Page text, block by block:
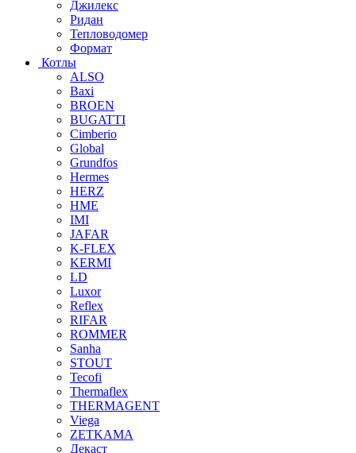
Джилекс
Ридан
Тепловодомер
Формат
Котлы
ALSO
Baxi
BROEN
BUGATTI
Cimberio
Global
Grundfos
Hermes
HERZ
HME
IMI
JAFAR
K-FLEX
KERMI
LD
Luxor
Reflex
RIFAR
ROMMER
Sanha
STOUT
Tecofi
Thermaflex
THERMAGENT
Viega
ZETKAMA
Декаст